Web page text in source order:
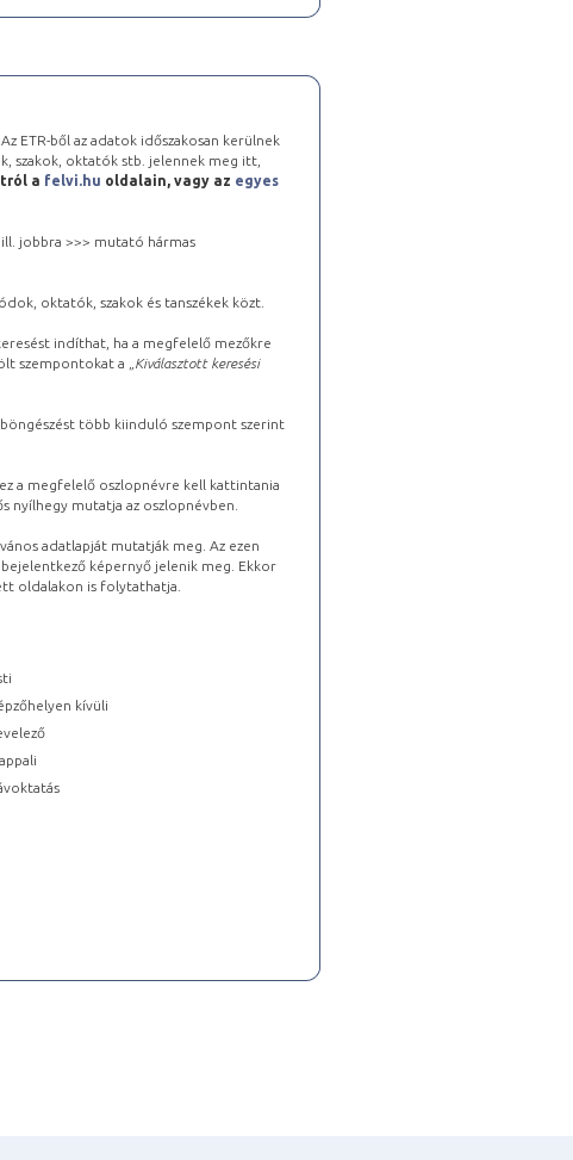
ETR-ből az adatok időszakosan kerülnek
szakok, oktatók stb. jelennek meg itt,
a felvi.hu oldalain, vagy az egyes
jobbra >>> mutató hármas
oktatók, szakok és tanszékek közt.
indíthat, ha a megfelelő mezőkre
szempontokat a „ Kiválasztott keresési
több kiinduló szempont szerint
a megfelelő oszlopnévre kell kattintania
nyílhegy mutatja az oszlopnévben.
adatlapját mutatják meg. Az ezen
képernyő jelenik meg. Ekkor
oldalakon is folytathatja.
kívüli